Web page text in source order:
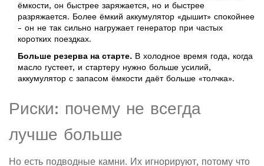
ёмкости, он быстрее заряжается, но и быстрее
разряжается. Более ёмкий аккумулятор «дышит» спокойнее
- он не так сильно нагружает генератор при частых
коротких поездках.
Больше резерва на старте. В холодное время года, когда
масло густеет, и стартеру нужно больше усилий,
аккумулятор с запасом ёмкости даёт больше «толчка».
Риски: почему не всегда
лучше больше
Но есть подводные камни. Их игнорируют, потому что